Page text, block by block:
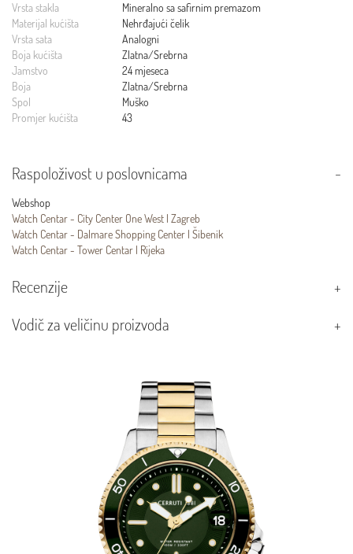
Vrsta stakla
Mineralno sa safirnim premazom
Materijal kućišta
Nehrđajući čelik
Vrsta sata
Analogni
Boja kućišta
Zlatna/Srebrna
Jamstvo
24 mjeseca
Boja
Zlatna/Srebrna
Spol
Muško
Promjer kućišta
43
Raspoloživost u poslovnicama
Webshop
Watch Centar - City Center One West | Zagreb
Watch Centar - Dalmare Shopping Center | Šibenik
Watch Centar - Tower Centar | Rijeka
Recenzije
Vodič za veličinu proizvoda